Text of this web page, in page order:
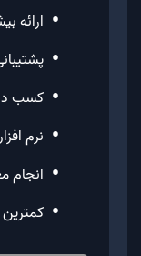
• ارائه بیش از
• پشتیبانی 24/7 (تیکت،تلفنی،چت
• کسب
• نرم
• انجام
•